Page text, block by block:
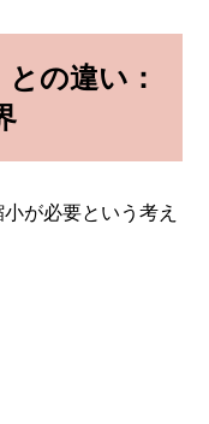
の違い：
が必要という考え